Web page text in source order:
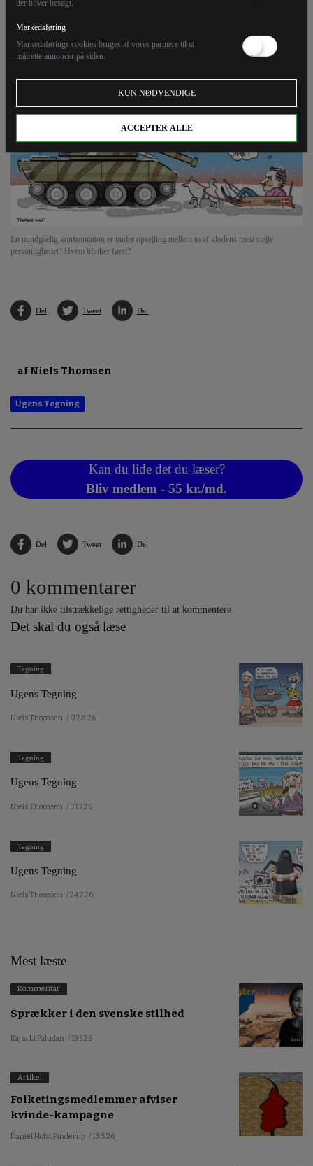
der bliver besøgt.
Markedsføring
Markedsførings cookies bruges af vores partnere til at
målrette annoncer på siden.
KUN NØDVENDIGE
ACCEPTER ALLE
mellem to af klodens mest stejle personligheder!
Hvem blinker først?
En uundgåelig konfrontation er under opsejling mellem to af klodens mest stejle
personligheder! Hvem blinker først?
Del Tweet Del
af Niels Thomsen
Ugens Tegning
Kan du lide det du læser?
Bliv medlem - 55 kr./md.
Del Tweet Del
0 kommentarer
Du har ikke tilstrækkelige rettigheder til at kommentere
Det skal du også læse
Tegning
Ugens Tegning
Niels Thomsen / 07.8.26
Tegning
Ugens Tegning
Niels Thomsen / 31.7.26
Tegning
Ugens Tegning
Niels Thomsen / 24.7.26
Mest læste
Kommentar
Sprækker i den svenske stilhed
Kajsa Li Paludan / 19.5.26
Artikel
Folketingsmedlemmer afviser
kvinde-kampagne
Daniel Holst Pinderup / 13.5.26